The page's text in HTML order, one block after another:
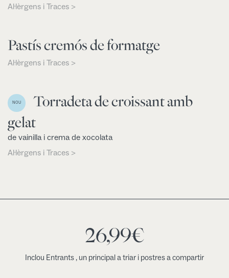
Al·lèrgens i Traces >
Pastís cremós de formatge
Al·lèrgens i Traces >
NOU
Torradeta de croissant amb
gelat
de vainilla i crema de xocolata
Al·lèrgens i Traces >
26,99€
Inclou Entrants , un principal a triar i postres a compartir